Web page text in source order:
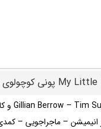
– ماجراجویی –